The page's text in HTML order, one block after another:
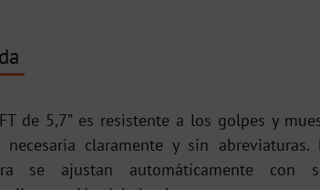
de 5,7” es resistente a los golpes y
claramente y sin abreviaturas.
se ajustan automáticamente con